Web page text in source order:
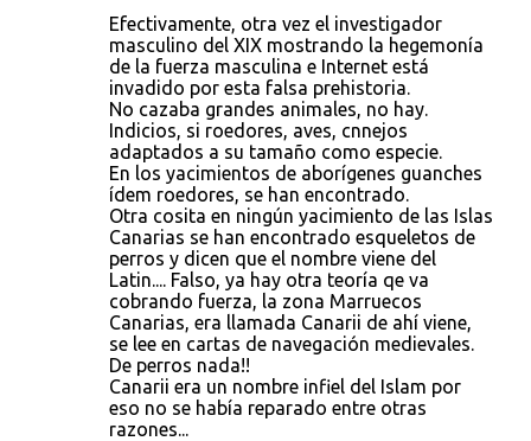
Efectivamente, otra vez el investigador
masculino del XIX mostrando la hegemonía
de la fuerza masculina e Internet está
invadido por esta falsa prehistoria.
No cazaba grandes animales, no hay.
Indicios, si roedores, aves, cnnejos
adaptados a su tamaño como especie.
En los yacimientos de aborígenes guanches
ídem roedores, se han encontrado.
Otra cosita en ningún yacimiento de las Islas
Canarias se han encontrado esqueletos de
perros y dicen que el nombre viene del
Latin.... Falso, ya hay otra teoría qe va
cobrando fuerza, la zona Marruecos
Canarias, era llamada Canarii de ahí viene,
se lee en cartas de navegación medievales.
De perros nada!!
Canarii era un nombre infiel del Islam por
eso no se había reparado entre otras
razones...